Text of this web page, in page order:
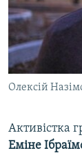
Олексій
Активістка
Еміне